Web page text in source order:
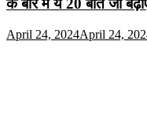
के बारे में ये 20 बातें जो
April 24, 2024April 24,